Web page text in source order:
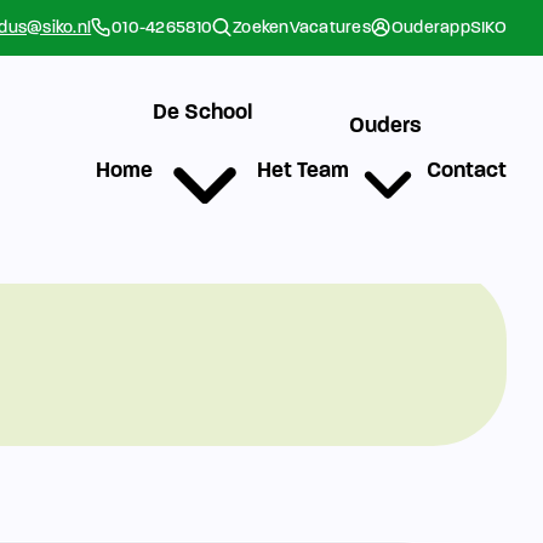
010-4265810 ZoekenVacatures OuderappSIKO
Home
De School
Het Team
Ouders
Contact